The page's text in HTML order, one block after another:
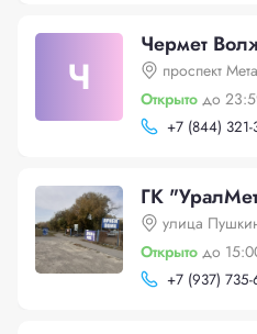
Ч
Чермет
проспект
Открыто до
+7 (844) 321-
ГК
улица
Открыто до
+7 (937) 735-